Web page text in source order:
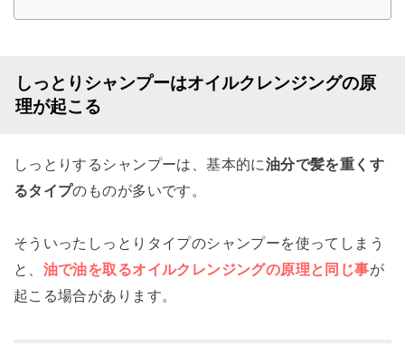
しっとりシャンプーはオイルクレンジングの原
理が起こる
しっとりするシャンプーは、基本的に油分で髪を重くす
るタイプのものが多いです。
そういったしっとりタイプのシャンプーを使ってしまう
と、 油で油を取るオイルクレンジングの原理と同じ事が
起こる場合があります。